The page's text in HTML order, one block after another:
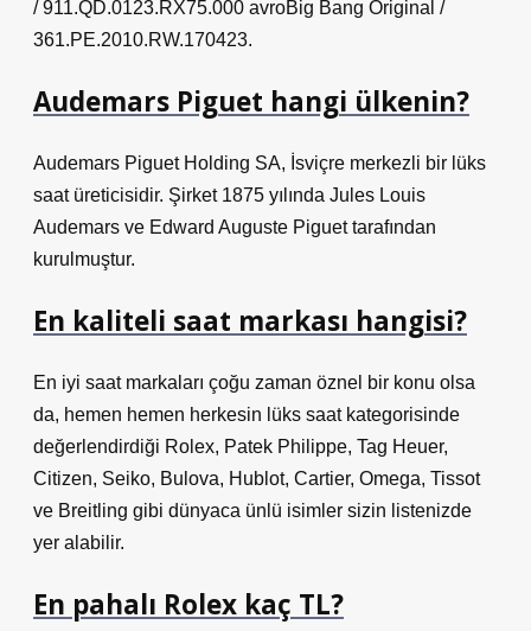
/ 911.QD.0123.RX75.000 avroBig Bang Original /
361.PE.2010.RW.170423.
Audemars Piguet hangi ülkenin?
Audemars Piguet Holding SA, İsviçre merkezli bir lüks
saat üreticisidir. Şirket 1875 yılında Jules Louis
Audemars ve Edward Auguste Piguet tarafından
kurulmuştur.
En kaliteli saat markası hangisi?
En iyi saat markaları çoğu zaman öznel bir konu olsa
da, hemen hemen herkesin lüks saat kategorisinde
değerlendirdiği Rolex, Patek Philippe, Tag Heuer,
Citizen, Seiko, Bulova, Hublot, Cartier, Omega, Tissot
ve Breitling gibi dünyaca ünlü isimler sizin listenizde
yer alabilir.
En pahalı Rolex kaç TL?